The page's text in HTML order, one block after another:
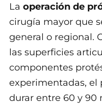
La operación de
cirugía mayor que
general o regional.
las superficies
componentes
experimentadas, el
durar entre 60 y 90